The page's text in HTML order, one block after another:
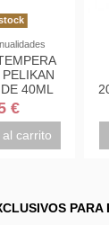
40ML
€
carrito
PARA